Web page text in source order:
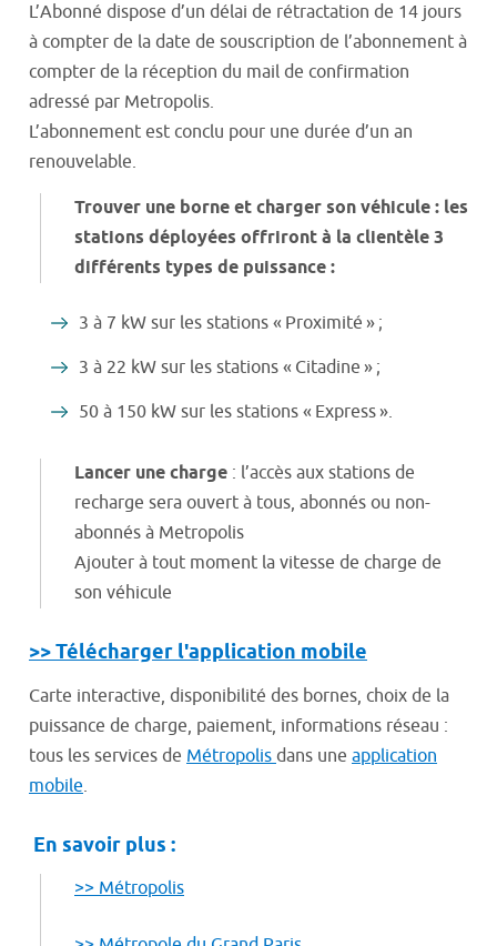
L’Abonné dispose d’un délai de rétractation de 14 jours
à compter de la date de souscription de l’abonnement à
compter de la réception du mail de confirmation
adressé par Metropolis.
L’abonnement est conclu pour une durée d’un an
renouvelable.
Trouver une borne et charger son véhicule : les
stations déployées offriront à la clientèle 3
différents types de puissance :
3 à 7 kW sur les stations « Proximité » ;
3 à 22 kW sur les stations « Citadine » ;
50 à 150 kW sur les stations « Express ».
Lancer une charge : l’accès aux stations de
recharge sera ouvert à tous, abonnés ou non-
abonnés à Metropolis
Ajouter à tout moment la vitesse de charge de
son véhicule
>> Télécharger l'application mobile
Carte interactive, disponibilité des bornes, choix de la
puissance de charge, paiement, informations réseau :
tous les services de Métropolis dans une application
mobile.
En savoir plus :
>> Métropolis